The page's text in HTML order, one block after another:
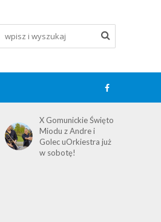
Dofinansowanie na
budowę kortów
tenisowych przy
Arenie Lodowej w